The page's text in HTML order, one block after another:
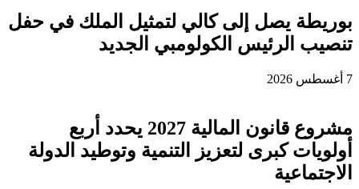
بوريطة يصل إلى كالي لتمثيل الملك في حفل
تنصيب الرئيس الكولومبي الجديد
7 أغسطس 2026
مشروع قانون المالية 2027 يحدد أربع
أولويات كبرى لتعزيز التنمية وتوطيد الدولة
الاجتماعية